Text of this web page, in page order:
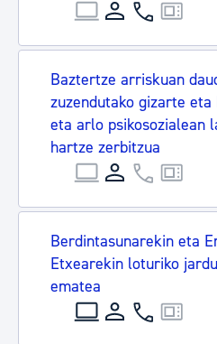
Baztertze arriskuan
zuzendutako gizarte
eta arlo psikosozialean
hartze zerbitzua
Berdintasunarekin eta
Etxearekin loturiko
ematea